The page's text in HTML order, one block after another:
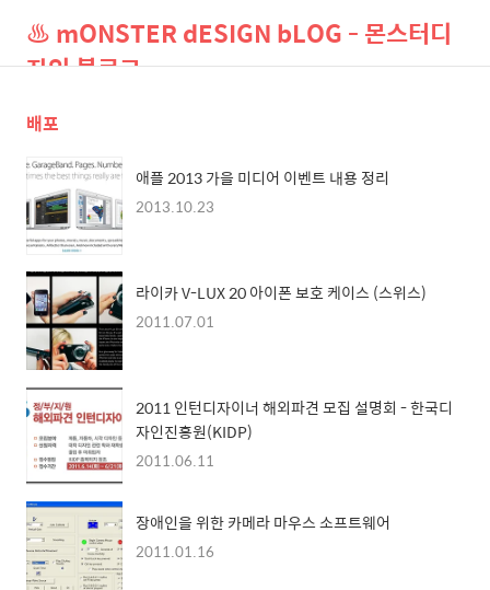
♨ mONSTER dESIGN bLOG - 몬스터디
자인 블로그
배포
애플 2013 가을 미디어 이벤트 내용 정리
2013.10.23
라이카 V-LUX 20 아이폰 보호 케이스 (스위스)
2011.07.01
2011 인턴디자이너 해외파견 모집 설명회 - 한국디
자인​진흥원(KIDP)
2011.06.11
장애인을 위한 카메라 마우스 소프트웨어
2011.01.16